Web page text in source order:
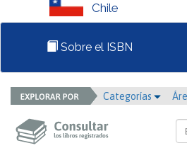
Chile
Sobre el ISBN
Categorías